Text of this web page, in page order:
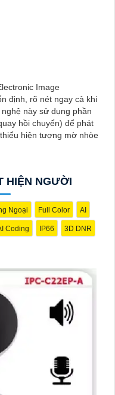
IP 2K là giải pháp phù
để nâng cao hệ thống
Camera IP cung cấp
nâng cao an toàn
biệtkhả năng kết nối
sát từ xa qua điện thoại
quả để bảo vệ ngôi nhà
Image
định, rõ nét ngay cả khi
này sử dụng phần
hồi chuyển) để phát
hiện tượng mờ nhòe
HIỆN NGƯỜI
Ngoại Full Color AI
Coding IP66 3D DNR